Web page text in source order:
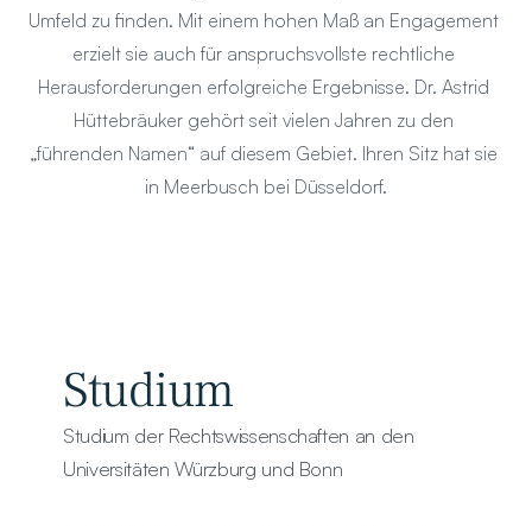
Umfeld zu finden. Mit einem hohen Maß an Engagement
erzielt sie auch für anspruchsvollste rechtliche
Herausforderungen erfolgreiche Ergebnisse. Dr. Astrid
Hüttebräuker gehört seit vielen Jahren zu den
„führenden Namen“ auf diesem Gebiet. Ihren Sitz hat sie
in Meerbusch bei Düsseldorf.
Studium
Studium der Rechtswissenschaften an den
Universitäten Würzburg und Bonn